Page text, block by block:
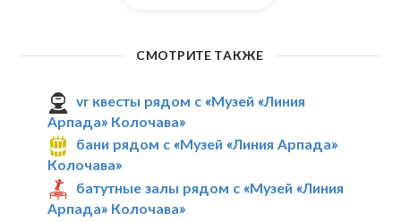
СМОТРИТЕ ТАКЖЕ
vr квесты рядом с «Музей «Линия
Арпада» Колочава»
бани рядом с «Музей «Линия Арпада»
Колочава»
батутные залы рядом с «Музей «Линия
Арпада» Колочава»